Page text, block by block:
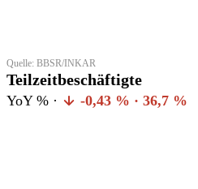
Quelle: BBSR/INKAR
Teilzeitbeschäftigte
YoY % · -0,43 % · 36,7 %